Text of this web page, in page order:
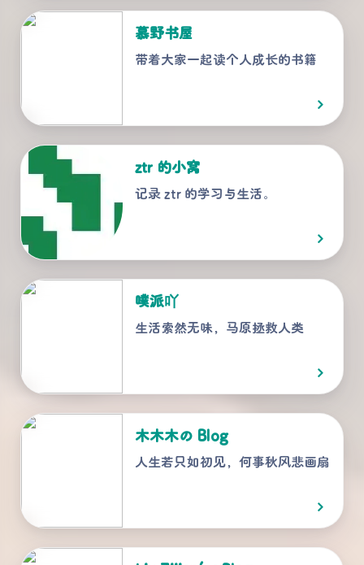
慕野书屋
带着大家一起读个人成长的书籍
ztr 的小窝
记录 ztr 的学习与生活。
噗派吖
生活索然无味，马原拯救人类
木木木の Blog
人生若只如初见，何事秋风悲画扇